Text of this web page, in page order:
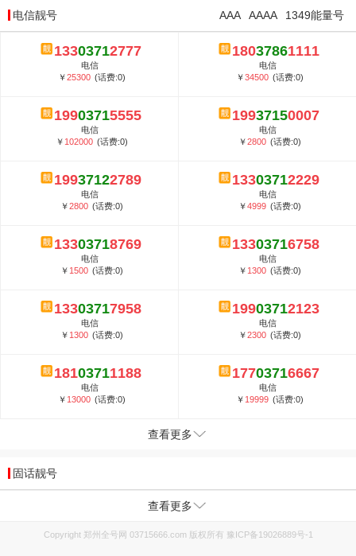
电信靓号 1349能量号
AAAA
AAA
13303712777
电信
￥25300 (话费:0)
18037861111
电信
￥34500 (话费:0)
19903715555
电信
￥ 102000 (话费:0)
19937150007
电信
￥2800 (话费:0)
19937122789
电信
￥2800 (话费:0)
13303712229
电信
￥4999 (话费:0)
13303718769
电信
￥ 1500 (话费:0)
13303716758
电信
￥ 1300 (话费:0)
13303717958
电信
￥ 1300 (话费:0)
19903712123
电信
￥2300 (话费:0)
18103711188
电信
￥ 13000 (话费:0)
17703716667
电信
￥ 19999 (话费:0)
查看更多
固话靓号
查看更多
Copyright 郑州全号网 03715666.com 版权所有 豫ICP备19026889号-1